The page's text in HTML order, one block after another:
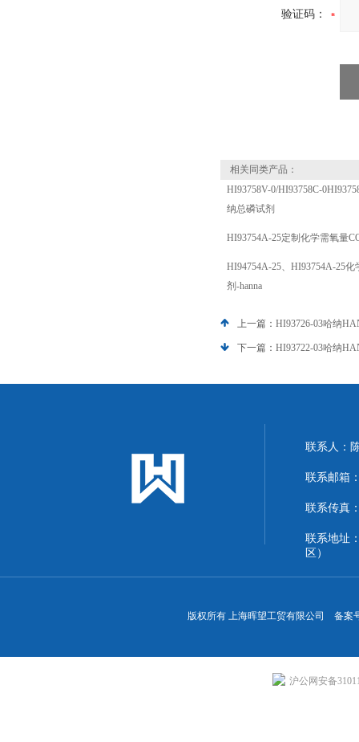
验证码：
相关同类产品：
HI93758V-0/HI93758C-
纳总磷试剂
HI93754A-25定制化学需氧量
HI94754A-25、HI93754A-25
剂-hanna
上一篇： HI93726-03哈纳
下一篇： HI93722-03哈纳
联系人：
联系邮箱
联系传真
联系地址
区）
版权所有 上海晖望工贸有限公司 备案
沪公网安备